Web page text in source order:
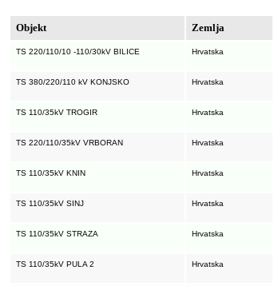
Objekt Zemlja
TS 220/110/10 -110/30kV BILICE Hrvatska
TS 380/220/110 kV KONJSKO Hrvatska
TS 110/35kV TROGIR Hrvatska
TS 220/110/35kV VRBORAN Hrvatska
TS 110/35kV KNIN Hrvatska
TS 110/35kV SINJ Hrvatska
TS 110/35kV STRAZA Hrvatska
TS 110/35kV PULA 2 Hrvatska